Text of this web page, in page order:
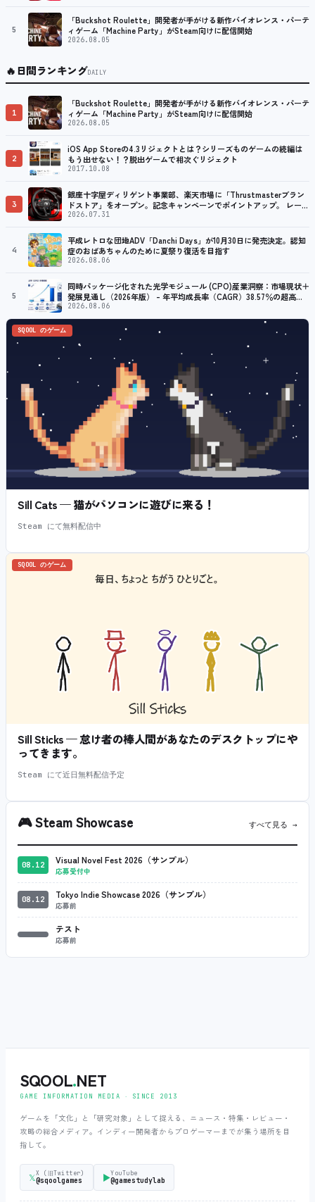
5
「Buckshot Roulette」開発者が手がける新作バイオレンス・パーテ
ィゲーム「Machine Party」がSteam向けに配信開始
2026.08.05
🔥日間ランキングDAILY
1
「Buckshot Roulette」開発者が手がける新作バイオレンス・パーテ
ィゲーム「Machine Party」がSteam向けに配信開始
2026.08.05
2
iOS App Storeの4.3リジェクトとは？シリーズものゲームの続編は
もう出せない！？脱出ゲームで相次ぐリジェクト
2017.10.08
3
銀座十字屋ディリゲント事業部、楽天市場に「Thrustmasterブラン
ドストア」をオープン。記念キャンペーンでポイントアップ。 レーシ
ング／フライトシム向けコントローラーを中心に、幅広くラインナッ
2026.07.31
4
平成レトロな団地ADV「Danchi Days」が10月30日に発売決定。認知
症のおばあちゃんのために夏祭り復活を目指す
2026.08.06
5
同時パッケージ化された光学モジュール (CPO)産業洞察：市場現状＋
発展見通し（2026年版） – 年平均成長率（CAGR）38.57％の超高速
成長
2026.08.06
SQOOL のゲーム
Sill Cats — 猫がパソコンに遊びに来る！
Steam にて無料配信中
SQOOL のゲーム
Sill Sticks — 怠け者の棒人間があなたのデスクトップにや
ってきます。
Steam にて近日無料配信予定
🎮Steam Showcase すべて見る →
08.12 Visual Novel Fest 2026（サンプル）
応募受付中
08.12 Tokyo Indie Showcase 2026（サンプル）
応募前
テスト
応募前
SQOOL.NET
GAME INFORMATION MEDIA ‧ SINCE 2013
ゲームを「文化」と「研究対象」として捉える、ニュース・特集・レビュー・
攻略の総合メディア。インディー開発者からプロゲーマーまでが集う場所を目
指して。
𝕏 X (旧Twitter)
@sqoolgames ▶YouTube
@gamestudylab